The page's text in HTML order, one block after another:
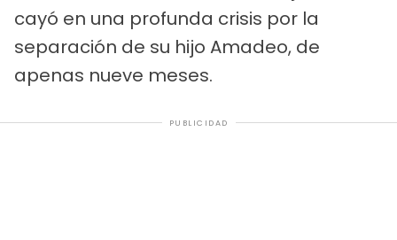
cayó en una profunda crisis por la
separación de su hijo Amadeo, de
apenas nueve meses.
PUBLICIDAD